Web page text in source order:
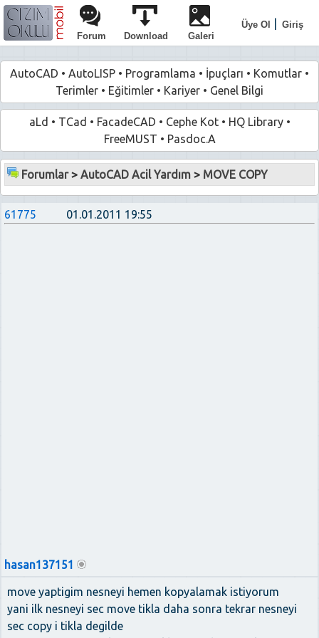
Üye Ol
Giriş
Forum
Download Galeri
AutoCAD • AutoLISP • Programlama • İpuçları • Komutlar •
Terimler • Eğitimler • Kariyer • Genel Bilgi
aLd • TCad • FacadeCAD • Cephe Kot• HQ Library•
FreeMUST • Pasdoc.A
Forumlar>AutoCAD Acil Yardım > MOVE COPY
61775 01.01.2011 19:55
hasan137151
move yaptigim nesneyi hemen kopyalamak istiyorum
yani ilk nesneyi sec move tikla daha sonra tekrar nesneyi
sec copy i tikla degilde